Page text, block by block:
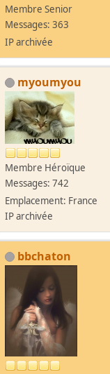
Membre Senior
Messages: 363
IP archivée
myoumyou
Membre Héroïque
Messages: 742
Emplacement: France
IP archivée
bbchaton